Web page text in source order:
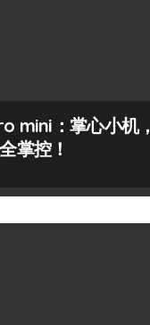
mini：掌心小机，
掌控！